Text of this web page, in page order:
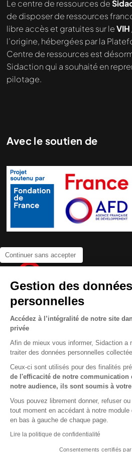
Continuer sans accepter
Gestion des données
personnelles
Accédez à l’intégralité de notre site
privée
Afin de mieux vous informer, Sidaction a
traiter des données personnelles
Ceux-ci sont utilisés pour des finalités
de l'efficacité de notre communication
notre audience, ils sont soumis à
Vous pouvez librement donner, refuser
tout moment en accédant à notre
en bas à gauche de chaque page.
Lire la politique de confidentialité
Consentements certifiés par
Le centre de ressources de
de disposer de ressources
libre accès et gratuites sur leVIH
l’origine, hébergées par la
Centre de ressources est
Sidaction qui a souhaité en
pilotage.
Avec le soutien de
Newsletter
Nous suivre sur les réseaux :
MENTIONS LÉGALES
This site uses cookies and gives you
En savoir plus